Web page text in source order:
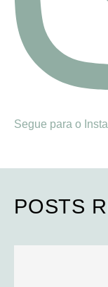
Segue para o
POSTS